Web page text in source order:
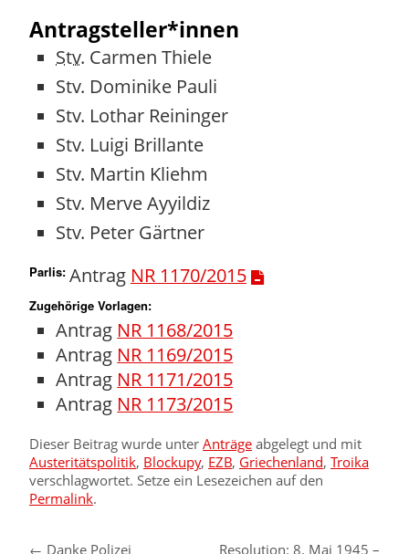
Antragsteller*innen
Stv. Carmen Thiele
Stv. Dominike Pauli
Stv. Lothar Reininger
Stv. Luigi Brillante
Stv. Martin Kliehm
Stv. Merve Ayyildiz
Stv. Peter Gärtner
Parlis: Antrag NR 1170/2015
Zugehörige Vorlagen:
Antrag NR 1168/2015
Antrag NR 1169/2015
Antrag NR 1171/2015
Antrag NR 1173/2015
Dieser Beitrag wurde unter Anträge abgelegt und mit
Austeritätspolitik, Blockupy, EZB, Griechenland, Troika
verschlagwortet. Setze ein Lesezeichen auf den
Permalink.
← Danke Polizei
Resolution: 8. Mai 1945 –